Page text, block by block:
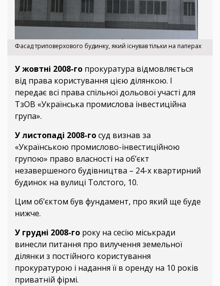
Фасад триповерхового будинку, який існував тільки на паперах
У жовтні 2008-го прокуратура відмовляється
від права користування цією ділянкою. І
передає всі права спільної дольової участі для
ТзОВ «Українська промислова інвестиційна
група».
У листопаді 2008-госуд визнав за
«Українською промислово-інвестиційною
групою» право власності на об’єкт
незавершеного будівництва – 24-х квартирний
будинок на вулиці Толстого, 10.
Цим об’єктом був фундамент, про який ще буде
нижче.
У грудні 2008-го року на сесію міськради
винесли питання про вилучення земельної
ділянки з постійного користування
прокуратурою і надання її в оренду на 10 років
приватній фірмі.